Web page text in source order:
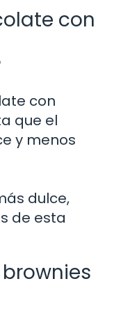
con
con
que el
y menos
dulce,
de esta